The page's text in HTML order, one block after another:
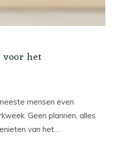
het
mensen even
Geen plannen, alles
van het…